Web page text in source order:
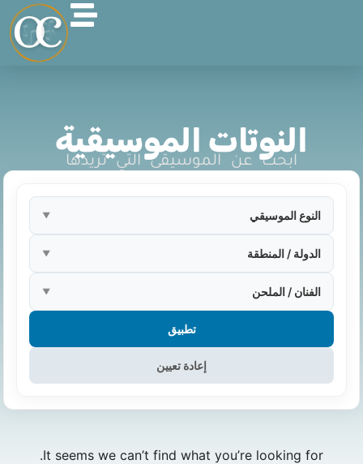
النوتات الموسيقية
ابحث عن الموسيقى التي تريدها
النوع الموسيقي ▼
الدولة / المنطقة ▼
الفنان / الملحن ▼
تطبيق
إعادة تعيين
It seems we can’t find what you’re looking for.